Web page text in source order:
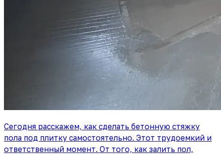
Сегодня расскажем, как сделать бетонную стяжку
пола под плитку самостоятельно. Этот трудоемкий и
ответственный момент. От того, как залить пол,